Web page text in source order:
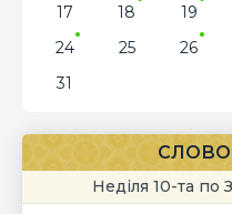
17
18 19
24
25 26
31
СЛОВО
Неділя 10-та по